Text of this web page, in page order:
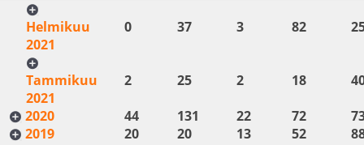
Helmikuu
2021
0 37 3 82
Tammikuu
2021
2 25 2 18
2020
44 131 22 72
2019
20 20 13 52